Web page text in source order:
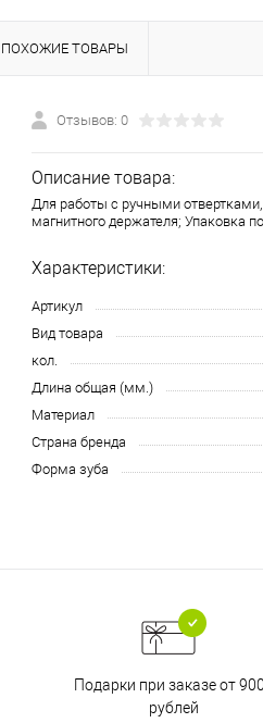
ПОХОЖИЕ ТОВАРЫ
Отзывов: 0
Описание товара:
Для работы с ручными
магнитного держателя; Упаковка
Характеристики:
Артикул
Вид товара
кол.
Длина общая (мм.)
Материал
Страна бренда
Форма зуба
Подарки при заказе от
рублей